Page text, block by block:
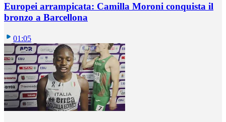
Europei arrampicata: Camilla Moroni conquista il
bronzo a Barcellona
01:05